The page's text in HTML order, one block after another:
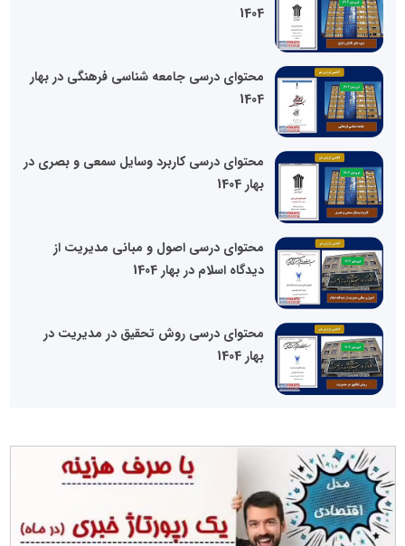
1404
محتوای درسی جامعه شناسی فرهنگی در بهار
1404
محتوای درسی کاربرد وسایل سمعی و بصری در
بهار 1404
محتوای درسی اصول و مبانی مدیریت از
دیدگاه اسلام در بهار 1404
محتوای درسی روش تحقیق در مدیریت در
بهار 1404